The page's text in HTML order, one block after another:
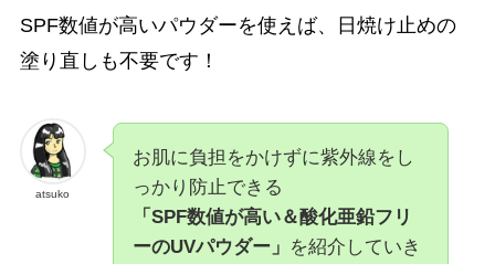
SPF数値が高いパウダーを使えば、日焼け止めの
塗り直しも不要です！
atsuko
お肌に負担をかけずに紫外線をし
っかり防止できる
「SPF数値が高い＆酸化亜鉛フリ
ーのUVパウダー」 を紹介していき